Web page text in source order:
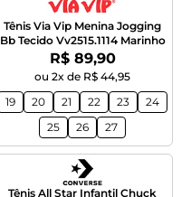
Tênis Via Vip Menina Jogging
Bb Tecido Vv2515.1114 Marinho
Por:
R$ 89,90
ou 2x de R$ 44,95
19
20 21 22 23
24
25
26 27
Tênis All Star Infantil Chuck